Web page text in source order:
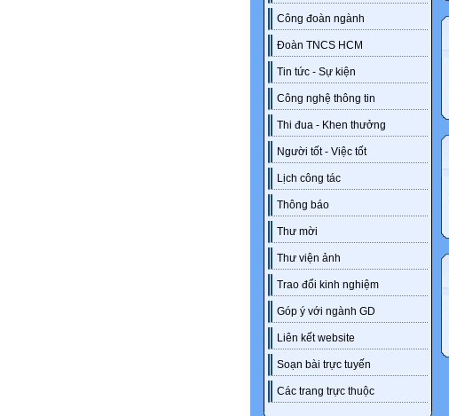
Công đoàn ngành
Đoàn TNCS HCM
Tin tức - Sự kiện
Công nghệ thông tin
Thi đua - Khen thưởng
Người tốt - Việc tốt
Lịch công tác
Thông báo
Thư mời
Thư viện ảnh
Trao đổi kinh nghiệm
Góp ý với ngành GD
Liên kết website
Soạn bài trực tuyến
Các trang trực thuộc